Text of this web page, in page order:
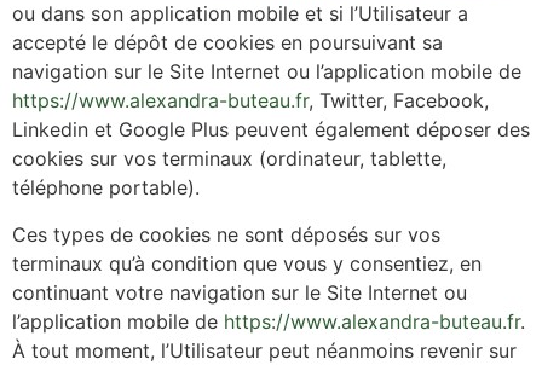
ou dans son application mobile et si l’Utilisateur a
accepté le dépôt de cookies en poursuivant sa
navigation sur le Site Internet ou l’application mobile de
https://www.alexandra-buteau.fr, Twitter, Facebook,
Linkedin et Google Plus peuvent également déposer des
cookies sur vos terminaux (ordinateur, tablette,
téléphone portable).
Ces types de cookies ne sont déposés sur vos
terminaux qu’à condition que vous y consentiez, en
continuant votre navigation sur le Site Internet ou
l’application mobile de https://www.alexandra-buteau.fr.
À tout moment, l’Utilisateur peut néanmoins revenir sur